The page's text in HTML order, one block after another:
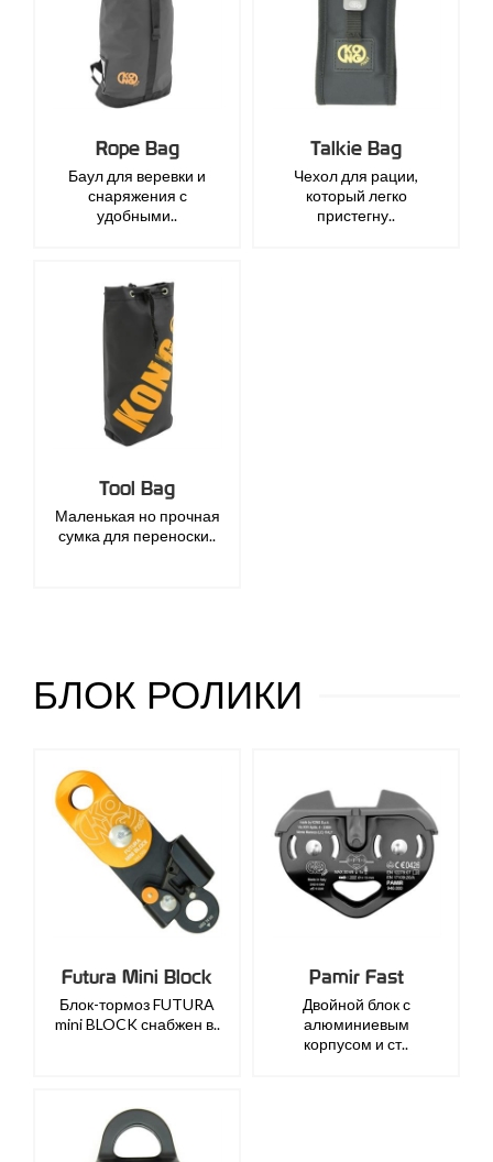
Rope Bag
Баул для веревки и
снаряжения с
удобными..
Talkie Bag
Чехол для рации,
который легко
пристегну..
Tool Bag
Маленькая но прочная
сумка для переноски..
БЛОК РОЛИКИ
Futura Mini Block
Блок-тормоз FUTURA
mini BLOCK снабжен в..
Pamir Fast
Двойной блок с
алюминиевым
корпусом и ст..